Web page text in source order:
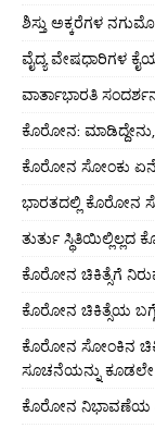
ಶಿಸ್ತು ಅಕ್ಕರೆಗಳ
ವೈದ್ಯ ವೇಷಧಾರಿಗಳ
ವಾರ್ತಾಭಾರತಿ
ಕೊರೋನ: ಮಾಡಿದ್ದೇನು,
ಕೊರೋನ ಸೋಂಕು
ಭಾರತದಲ್ಲಿ ಕೊರೋನ
ತುರ್ತು
ಕೊರೋನ ಚಿಕಿತ್ಸೆಗೆ
ಕೊರೋನ ಚಿಕಿತ್ಸೆಯ
ಕೊರೋನ ಸೋಂಕಿನ
ಸೂಚನೆಯನ್ನು
ಕೊರೋನ ನಿಭಾವಣೆಯ